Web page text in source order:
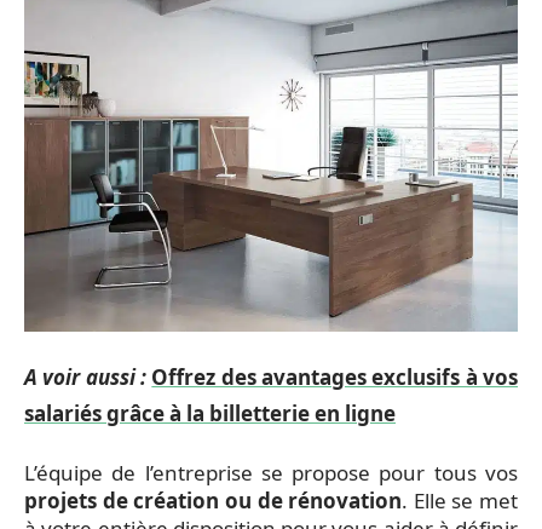
A voir aussi : Offrez des avantages exclusifs à vos
salariés grâce à la billetterie en ligne
L’équipe de l’entreprise se propose pour tous vos
projets de création ou de rénovation. Elle se met